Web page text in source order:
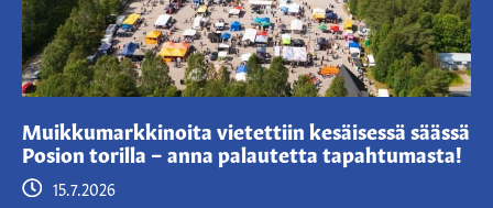
15.7.2026
Muikkumarkkinoita vietettiin kesäisessä säässä
Posion torilla – anna palautetta tapahtumasta!